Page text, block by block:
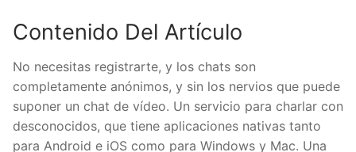
Contenido Del Artículo
No necesitas registrarte, y los chats son
completamente anónimos, y sin los nervios que puede
suponer un chat de vídeo. Un servicio para charlar con
desconocidos, que tiene aplicaciones nativas tanto
para Android e iOS como para Windows y Mac. Una